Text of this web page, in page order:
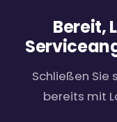
Bereit,
Schließen Sie
bereits mit